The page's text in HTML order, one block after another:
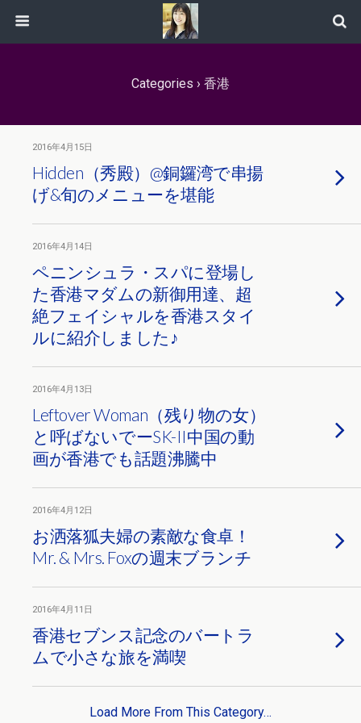
Categories › 香港
2016年4月15日
Hidden（秀殿）@銅鑼湾で串揚
げ&旬のメニューを堪能
2016年4月14日
ペニンシュラ・スパに登場し
た香港マダムの新御用達、超
絶フェイシャルを香港スタイ
ルに紹介しました♪
2016年4月13日
Leftover Woman（残り物の女）
と呼ばないでーSK-II中国の動
画が香港でも話題沸騰中
2016年4月12日
お洒落狐夫婦の素敵な食卓！
Mr. & Mrs. Foxの週末ブランチ
2016年4月11日
香港セブンス記念のバートラ
ムで小さな旅を満喫
Load More From This Category…